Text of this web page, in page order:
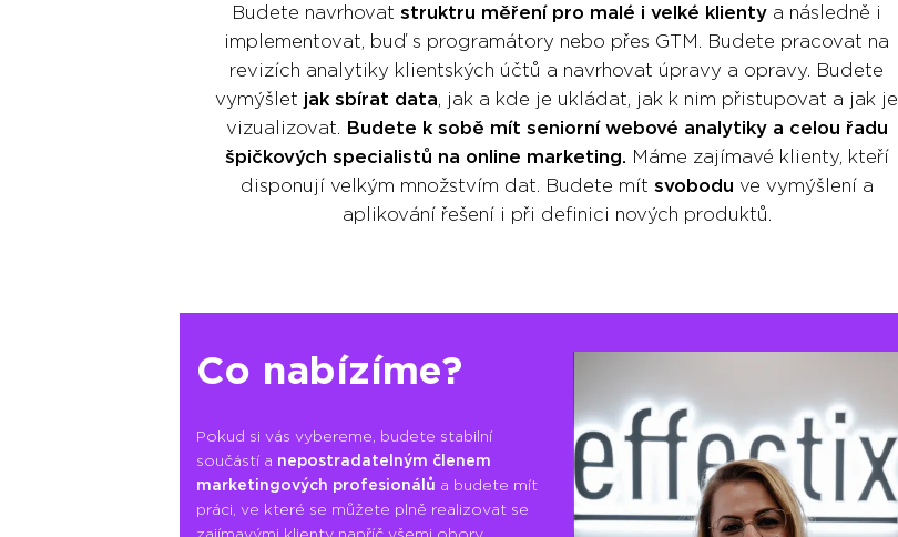
Budete navrhovat struktru měření pro malé i velké klienty a následně i
implementovat, buď s programátory nebo přes GTM. Budete pracovat na
revizích analytiky klientských účtů a navrhovat úpravy a opravy. Budete
vymýšlet jak sbírat data, jak a kde je ukládat, jak k nim přistupovat a jak je
vizualizovat.
Budete k sobě mít seniorní webové analytiky a celou řadu
špičkových specialistů na online marketing. Máme zajímavé klienty, kteří
disponují velkým množstvím dat. Budete mít svobodu ve vymýšlení a
aplikování řešení i při definici nových produktů.
Co nabízíme?
Pokud si vás vybereme, budete stabilní
součástí a nepostradatelným členem
marketingových profesionálů a budete mít
práci, ve které se můžete plně realizovat se